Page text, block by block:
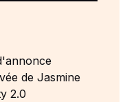
de Jasmine
2.0